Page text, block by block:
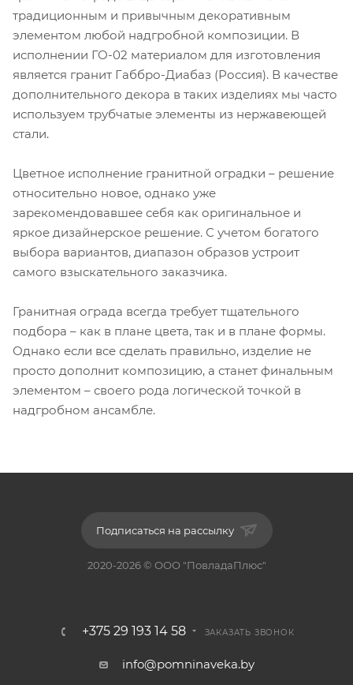
традиционным и привычным декоративным
элементом любой надгробной композиции. В
исполнении ГО-02 материалом для изготовления
является гранит Габбро-Диабаз (Россия). В качестве
дополнительного декора в таких изделиях мы часто
используем трубчатые элементы из нержавеющей
стали.
Цветное исполнение гранитной оградки – решение
относительно новое, однако уже
зарекомендовавшее себя как оригинальное и
яркое дизайнерское решение. С учетом богатого
выбора вариантов, диапазон образов устроит
самого взыскательного заказчика.
Гранитная ограда всегда требует тщательного
подбора – как в плане цвета, так и в плане формы.
Однако если все сделать правильно, изделие не
просто дополнит композицию, а станет финальным
элементом – своего рода логической точкой в
надгробном ансамбле.
Подписаться на рассылку
2020-2026 © ООО "ПовладаПлюс"
+375 29 193 14 58 ЗАКАЗАТЬ ЗВОНОК
info@pomninaveka.by